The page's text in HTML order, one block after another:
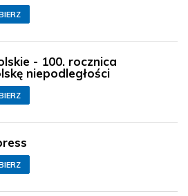
- 100. rocznica
niepodległości